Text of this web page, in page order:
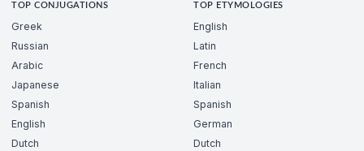
TOP CONJUGATIONS
Greek
Russian
Arabic
Japanese
Spanish
English
Dutch
TOP ETYMOLOGIES
English
Latin
French
Italian
Spanish
German
Dutch